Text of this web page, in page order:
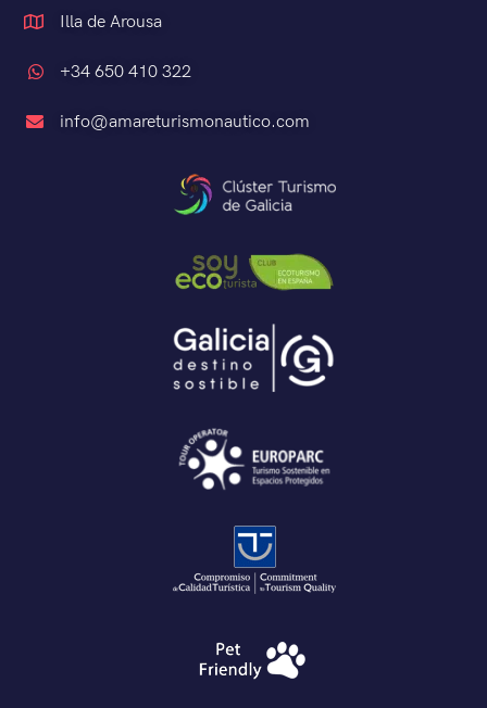
Illa de Arousa
+34 650 410 322
info@amareturismonautico.com